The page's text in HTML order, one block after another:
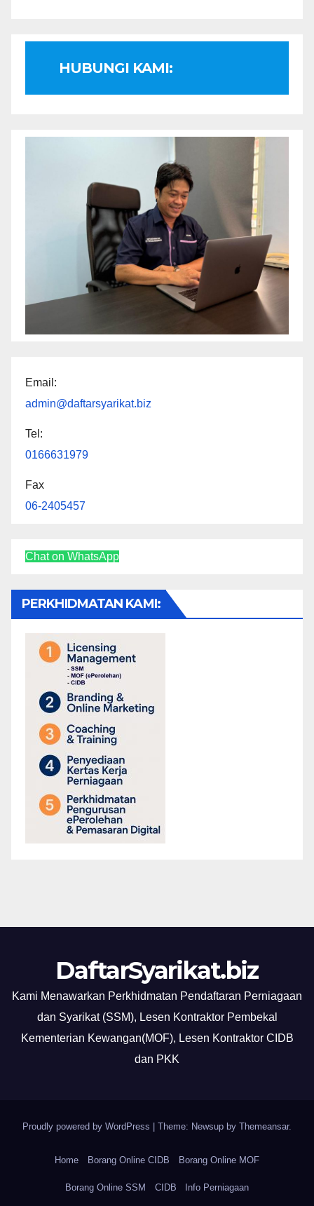
HUBUNGI KAMI:
Email:
admin@daftarsyarikat.biz
Tel:
0166631979
Fax
06-2405457
Chat on WhatsApp
PERKHIDMATAN KAMI:
DaftarSyarikat.biz
Kami Menawarkan Perkhidmatan Pendaftaran Perniagaan
dan Syarikat (SSM), Lesen Kontraktor Pembekal
Kementerian Kewangan(MOF), Lesen Kontraktor CIDB
dan PKK
Proudly powered by WordPress | Theme: Newsup by Themeansar.
Home Borang Online CIDB Borang Online MOF
Borang Online SSM CIDB Info Perniagaan